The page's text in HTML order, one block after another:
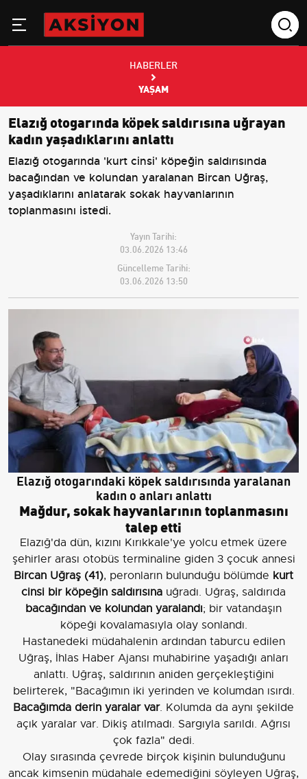
HABERLER
YAŞAM
Elazığ otogarında köpek saldırısına uğrayan
kadın yaşadıklarını anlattı
Elazığ otogarında 'kurt cinsi' köpeğin saldırısında
bacağından ve kolundan yaralanan Bircan Uğraş,
yaşadıklarını anlatarak sokak hayvanlarının
toplanmasını istedi.
Yayın Tarihi:
03.06.2026 13:46
Güncelleme Tarihi:
03.06.2026 13:50
Elazığ otogarındaki köpek saldırısında yaralanan
kadın o anları anlattı
Mağdur, sokak hayvanlarının toplanmasını
talep etti
Elazığ'da dün, kızını Kırıkkale'ye yolcu etmek üzere
şehirler arası otobüs terminaline giden 3 çocuk annesi
Bircan Uğraş (41), peronların bulunduğu bölümde kurt
cinsi bir köpeğin saldırısına uğradı. Uğraş, saldırıda
bacağından ve kolundan yaralandı; bir vatandaşın
köpeği kovalamasıyla olay sonlandı.
Hastanedeki müdahalenin ardından taburcu edilen
Uğraş, İhlas Haber Ajansı muhabirine yaşadığı anları
anlattı. Uğraş, saldırının aniden gerçekleştiğini
belirterek, "Bacağımın iki yerinden ve kolumdan ısırdı.
Bacağımda derin yaralar var. Kolumda da aynı şekilde
açık yaralar var. Dikiş atılmadı. Sargıyla sarıldı. Ağrısı
çok fazla" dedi.
Olay sırasında çevrede birçok kişinin bulunduğunu
ancak kimsenin müdahale edemediğini söyleyen Uğraş,